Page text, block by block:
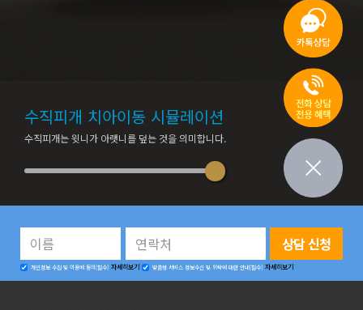
수직피개 치아이동 시뮬레이션
수직피개는 윗니가 아랫니를 덮는 것을 의미합니다.
개인정보 수집 및 이용에 동의[필수] 자세히보기 맞춤형 서비스 정보수신 및 위탁에 대한 안내[필수] 자세히보기